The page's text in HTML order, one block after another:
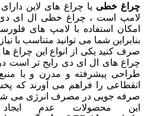
چراغ خطی یا چراغ های لاین
لامپ است ، چراغ خطی ال ای
بنابراین شما می توانید متناسب با
صرف کنید یکی از انواع این چراغ ها
چراغ های ال ای دی رایج تر است
انقطاعی را فراهم می آورند که
صرفه جویی در مصرف انرژی می
این محصولات عدم